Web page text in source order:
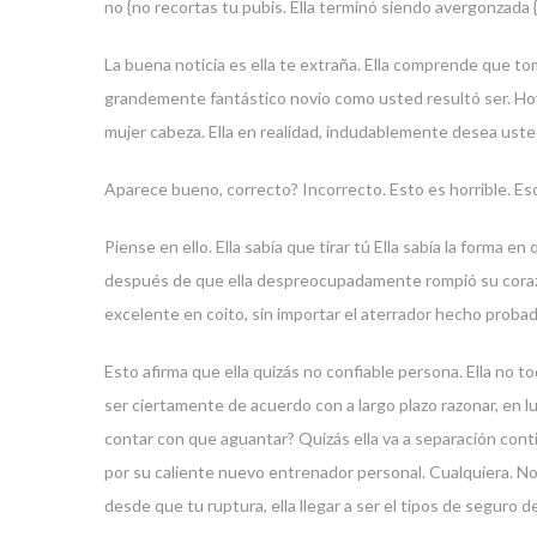
no {no recortas tu pubis. Ella terminó siendo
La buena noticia es ella te extraña. Ella comprende que
grandemente fantástico novio como usted resultó ser.
mujer cabeza. Ella en realidad, indudablemente desea
Aparece bueno, correcto? Incorrecto. Esto es horrible.
Piense en ello. Ella sabía que tirar tú Ella sabía la forma
después de que ella despreocupadamente rompió su
excelente en coito, sin importar el aterrador hecho
Esto afirma que ella quizás no confiable persona. Ella
ser ciertamente de acuerdo con a largo plazo razonar,
contar con que aguantar? Quizás ella va a separación
por su caliente nuevo entrenador personal. Cualquiera.
desde que tu ruptura, ella llegar a ser el tipos de seguro